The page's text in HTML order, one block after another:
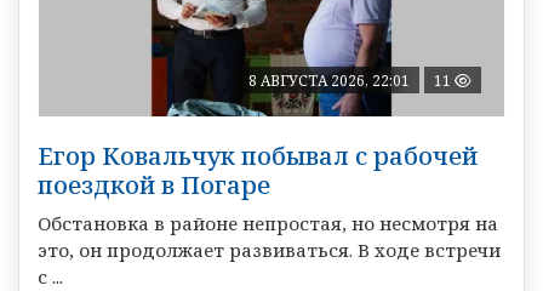
8 АВГУСТА 2026, 22:01 11
Егор Ковальчук побывал с рабочей
поездкой в Погаре
Обстановка в районе непростая, но несмотря на
это, он продолжает развиваться. В ходе встречи
с ...